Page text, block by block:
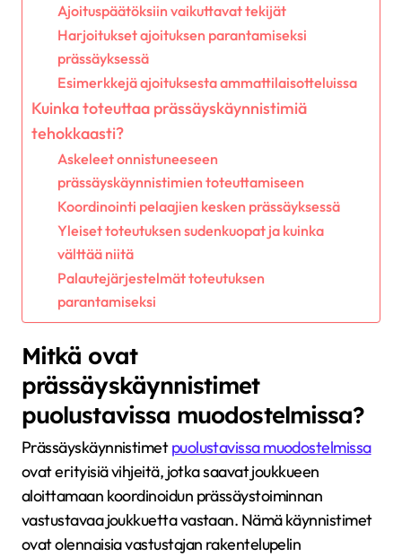
Ajoituspäätöksiin vaikuttavat tekijät
Harjoitukset ajoituksen parantamiseksi
prässäyksessä
Esimerkkejä ajoituksesta ammattilaisotteluissa
Kuinka toteuttaa prässäyskäynnistimiä
tehokkaasti?
Askeleet onnistuneeseen
prässäyskäynnistimien toteuttamiseen
Koordinointi pelaajien kesken prässäyksessä
Yleiset toteutuksen sudenkuopat ja kuinka
välttää niitä
Palautejärjestelmät toteutuksen
parantamiseksi
Mitkä ovat
prässäyskäynnistimet
puolustavissa muodostelmissa?
Prässäyskäynnistimetpuolustavissa muodostelmissa
ovat erityisiä vihjeitä, jotka saavat joukkueen
aloittamaan koordinoidun prässäystoiminnan
vastustavaa joukkuetta vastaan. Nämä käynnistimet
ovat olennaisia vastustajan rakentelupelin